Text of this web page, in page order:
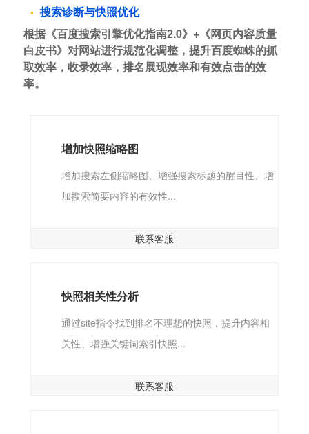
搜索诊断与快照优化
根据《百度搜索引擎优化指南2.0》+《网页内容质量
白皮书》对网站进行规范化调整，提升百度蜘蛛的抓
取效率，收录效率，排名展现效率和有效点击的效
率。
增加快照缩略图
增加搜索左侧缩略图、增强搜索标题的醒目性、增
加搜索简要内容的有效性...
联系客服
快照相关性分析
通过site指令找到排名不理想的快照，提升内容相
关性、增强关键词索引快照...
联系客服